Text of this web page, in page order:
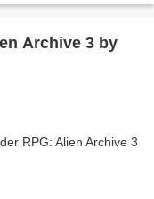
Archive 3 by